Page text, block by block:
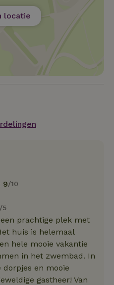
locatie
9/10
/5
prachtige plek met
huis is helemaal
hele mooie vakantie
in het zwembad. In
en mooie
gastheer! Van